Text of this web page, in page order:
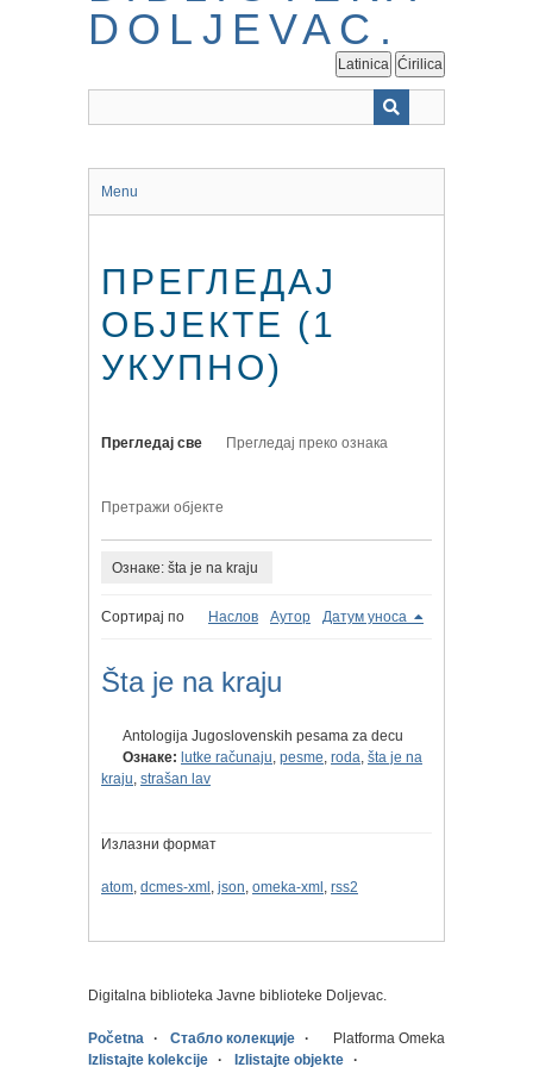
Latinica Ćirilica
Menu
ПРЕГЛЕДАЈ
ОБЈЕКТЕ (1
УКУПНО)
Прегледај све Прегледај преко ознака
Претражи објекте
Ознаке: šta je na kraju
Сортирај по Наслов Аутор Датум уноса
Šta je na kraju
Antologija Jugoslovenskih pesama za decu
Ознаке: lutke računaju, pesme, roda, šta je na
kraju, strašan lav
Излазни формат
atom, dcmes-xml , json, omeka-xml , rss2
Digitalna biblioteka Javne biblioteke Doljevac.
Početna
Стабло колекције
Izlistajte kolekcije
Izlistajte objekte
Platforma Omeka